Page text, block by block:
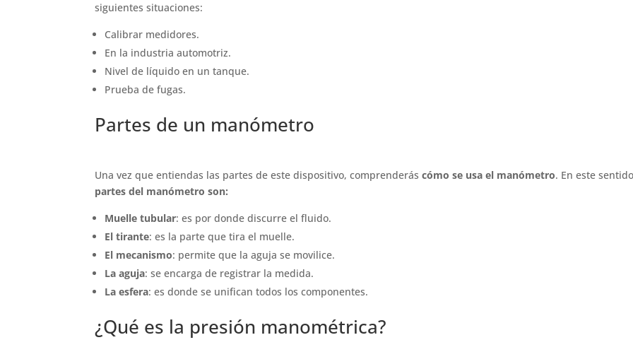
siguientes situaciones:
Calibrar medidores.
En la industria automotriz.
Nivel de líquido en un tanque.
Prueba de fugas.
Partes de un manómetro
Una vez que entiendas las partes de este dispositivo, comprenderáscómo se usa el manómetro. En este
partes del manómetro son:
Muelle tubular: es por donde discurre el fluido.
El tirante: es la parte que tira el muelle.
El mecanismo: permite que la aguja se movilice.
La aguja: se encarga de registrar la medida.
La esfera: es donde se unifican todos los componentes.
¿Qué es la presión manométrica?